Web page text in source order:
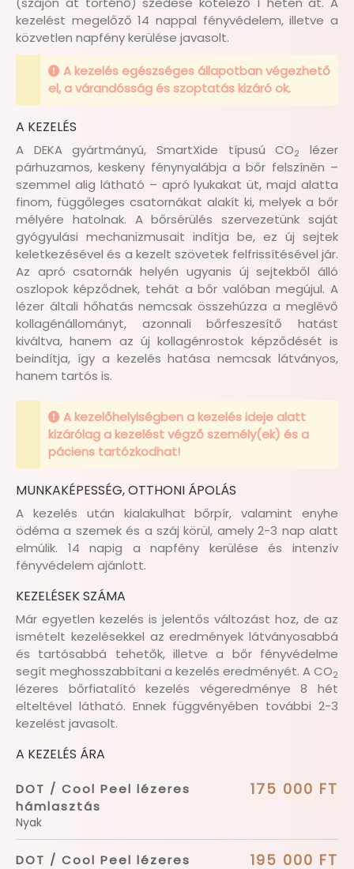
kezelést megelőző 14 nappal fényvédelem, illetve a
közvetlen napfény kerülése javasolt.
A kezelés egészséges állapotban végezhető
el, a várandósság és szoptatás kizáró ok.
A KEZELÉS
A DEKA gyártmányú, SmartXide típusú CO2
lézer
párhuzamos, keskeny fénynyalábja a bőr felszínén –
szemmel alig látható – apró lyukakat üt, majd alatta
finom, függőleges csatornákat alakít ki, melyek a bőr
mélyére hatolnak. A bőrsérülés szervezetünk saját
gyógyulási mechanizmusait indítja be, ez új sejtek
keletkezésével és a kezelt szövetek felfrissítésével jár.
Az apró csatornák helyén ugyanis új sejtekből álló
oszlopok képződnek, tehát a bőr valóban megújul. A
lézer általi hőhatás nemcsak összehúzza a meglévő
kollagénállományt, azonnali bőrfeszesítő hatást
kiváltva, hanem az új kollagénrostok képződését is
beindítja, így a kezelés hatása nemcsak látványos,
hanem tartós is.
A kezelőhelyiségben a kezelés ideje alatt
kizárólag a kezelést végző személy(ek) és a
páciens tartózkodhat!
MUNKAKÉPESSÉG, OTTHONI ÁPOLÁS
A kezelés után kialakulhat bőrpír, valamint enyhe
ödéma a szemek és a száj körül, amely 2-3 nap alatt
elmúlik. 14 napig a napfény kerülése és intenzív
fényvédelem ajánlott.
KEZELÉSEK SZÁMA
Már egyetlen kezelés is jelentős változást hoz, de az
ismételt kezelésekkel az eredmények látványosabbá
és tartósabbá tehetők, illetve a bőr fényvédelme
segít meghosszabbítani a kezelés eredményét. A CO2
lézeres bőrfiatalító kezelés végeredménye 8 hét
elteltével látható. Ennek függvényében további 2-3
kezelést javasolt.
A KEZELÉS ÁRA
DOT / Cool Peel lézeres
hámlasztás
175 000 FT
Nyak
DOT / Cool Peel lézeres
195 000 FT